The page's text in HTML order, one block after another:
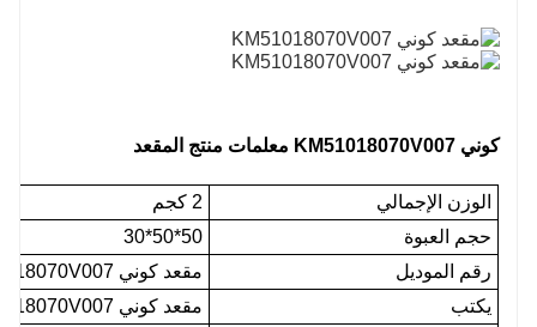
كوني KM51018070V007 معلمات منتج المقعد
الوزن الإجمالي
2 كجم
حجم العبوة
50*50*30
رقم الموديل
مقعد كوني KM51018070V007
يكتب
مقعد كوني KM51018070V007